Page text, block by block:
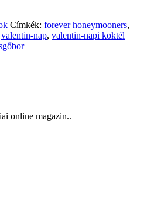
Címkék: forever honeymooners,
valentin-nap, valentin-napi koktél
online magazin..